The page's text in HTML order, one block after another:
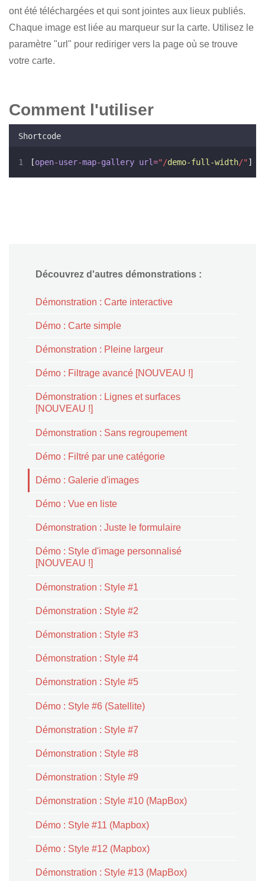
ont été téléchargées et qui sont jointes aux lieux publiés.
Chaque image est liée au marqueur sur la carte. Utilisez le
paramètre "url" pour rediriger vers la page où se trouve
votre carte.
Comment l'utiliser
Shortcode
[open-user-map-gallery url="/demo-full-width/"]
Découvrez d'autres démonstrations :
Démonstration : Carte interactive
Démo : Carte simple
Démonstration : Pleine largeur
Démo : Filtrage avancé [NOUVEAU !]
Démonstration : Lignes et surfaces
[NOUVEAU !]
Démonstration : Sans regroupement
Démo : Filtré par une catégorie
Démo : Galerie d'images
Démo : Vue en liste
Démonstration : Juste le formulaire
Démo : Style d'image personnalisé
[NOUVEAU !]
Démonstration : Style #1
Démonstration : Style #2
Démonstration : Style #3
Démonstration : Style #4
Démonstration : Style #5
Démo : Style #6 (Satellite)
Démonstration : Style #7
Démonstration : Style #8
Démonstration : Style #9
Démonstration : Style #10 (MapBox)
Démo : Style #11 (Mapbox)
Démo : Style #12 (Mapbox)
Démonstration : Style #13 (MapBox)